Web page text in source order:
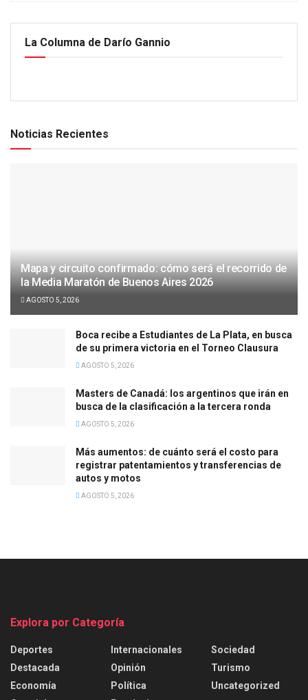
La Columna de Darío Gannio
Noticias Recientes
Mapa y circuito confirmado: cómo será el recorrido de
la Media Maratón de Buenos Aires 2026
AGOSTO 5, 2026
Boca recibe a Estudiantes de La Plata, en busca
de su primera victoria en el Torneo Clausura
AGOSTO 5, 2026
Masters de Canadá: los argentinos que irán en
busca de la clasificación a la tercera ronda
AGOSTO 5, 2026
Más aumentos: de cuánto será el costo para
registrar patentamientos y transferencias de
autos y motos
AGOSTO 5, 2026
Explora por Categoría
Deportes
Destacada
Economía
Internacionales
Opinión
Política
Sociedad
Turismo
Uncategorized